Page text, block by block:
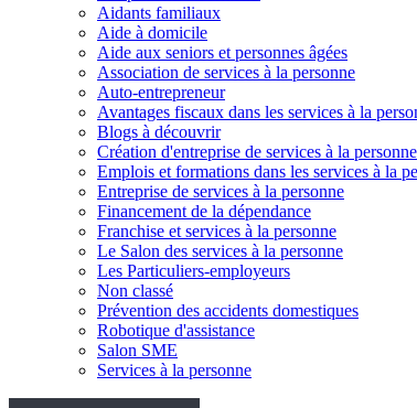
Aidants familiaux
Aide à domicile
Aide aux seniors et personnes âgées
Association de services à la personne
Auto-entrepreneur
Avantages fiscaux dans les services à la
Blogs à découvrir
Création d'entreprise de services à la personne
Emplois et formations dans les services à la
Entreprise de services à la personne
Financement de la dépendance
Franchise et services à la personne
Le Salon des services à la personne
Les Particuliers-employeurs
Non classé
Prévention des accidents domestiques
Robotique d'assistance
Salon SME
Services à la personne